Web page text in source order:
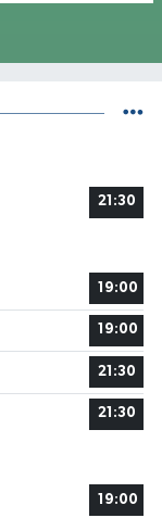
21:30
19:00
19:00
21:30
21:30
19:00